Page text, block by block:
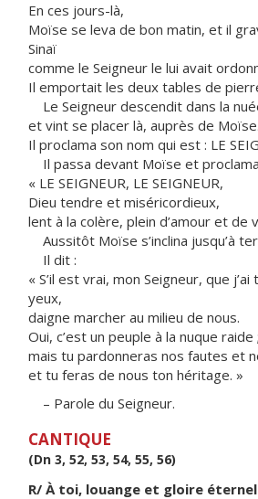
En ces jours-là,
Moïse se leva de bon matin, et il
Sinaï
comme le Seigneur le lui avait
Il emportait les deux tables de
Le Seigneur descendit dans la
et vint se placer là, auprès de Moïse.
Il proclama son nom qui est : LE
Il passa devant Moïse et
« LE SEIGNEUR, LE SEIGNEUR,
Dieu tendre et miséricordieux,
lent à la colère, plein d’amour et de
Aussitôt Moïse s’inclina jusqu’à
Il dit :
« S’il est vrai, mon Seigneur, que
yeux,
daigne marcher au milieu de nous.
Oui, c’est un peuple à la nuque raide ;
mais tu pardonneras nos fautes et
et tu feras de nous ton héritage. »
– Parole du Seigneur.
CANTIQUE
(Dn 3, 52, 53, 54, 55, 56)
R/ À toi, louange et gloire